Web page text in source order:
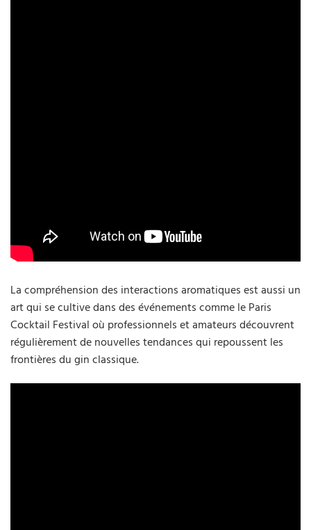
La compréhension des interactions aromatiques est aussi un
art qui se cultive dans des événements comme le Paris
Cocktail Festival où professionnels et amateurs découvrent
régulièrement de nouvelles tendances qui repoussent les
frontières du gin classique.